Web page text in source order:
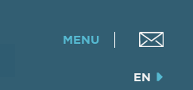
MENU
EN